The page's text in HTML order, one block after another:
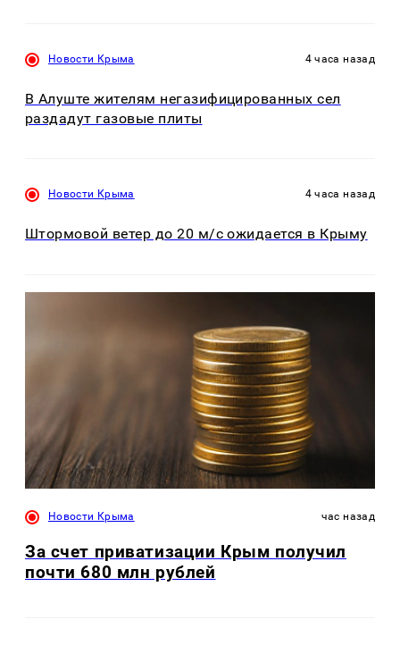
Новости Крыма 4 часа назад
В Алуште жителям негазифицированных сел
раздадут газовые плиты
Новости Крыма 4 часа назад
Штормовой ветер до 20 м/с ожидается в Крыму
Новости Крыма час назад
За счет приватизации Крым получил
почти 680 млн рублей